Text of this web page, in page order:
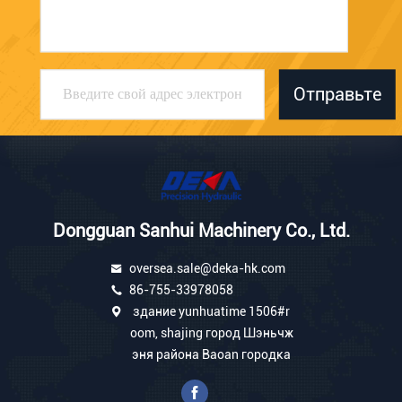
Отправьте
Dongguan Sanhui Machinery Co., Ltd.
oversea.sale@deka-hk.com
86-755-33978058
здание yunhuatime 1506#r
oom, shajing город Шэньчж
эня района Baoan городка